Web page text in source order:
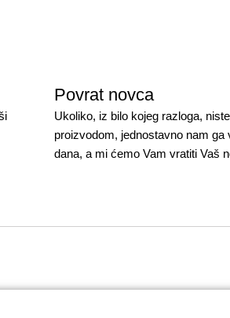
Povrat novca
Ukoliko, iz bilo kojeg razloga,
proizvodom, jednostavno nam ga
dana, a mi ćemo Vam vratiti Vaš